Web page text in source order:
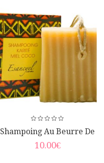
Shampoing Au Beurre De
Karité, Coco Et Miel
10.00€